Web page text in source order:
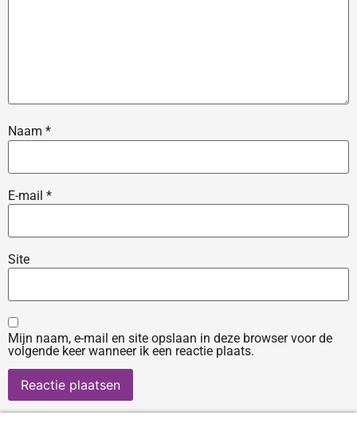
Naam *
E-mail *
Site
Mijn naam, e-mail en site opslaan in deze browser voor de
volgende keer wanneer ik een reactie plaats.